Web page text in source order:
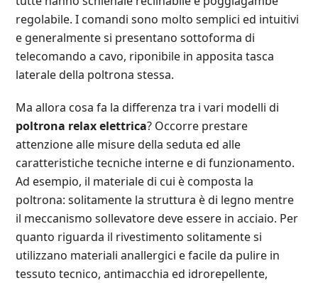
regolabile. I comandi sono molto semplici ed intuitivi
e generalmente si presentano sottoforma di
telecomando a cavo, riponibile in apposita tasca
laterale della poltrona stessa.
Ma allora cosa fa la differenza tra i vari modelli di
poltrona relax elettrica? Occorre prestare
attenzione alle misure della seduta ed alle
caratteristiche tecniche interne e di funzionamento.
Ad esempio, il materiale di cui è composta la
poltrona: solitamente la struttura è di legno mentre
il meccanismo sollevatore deve essere in acciaio. Per
quanto riguarda il rivestimento solitamente si
utilizzano materiali anallergici e facile da pulire in
tessuto tecnico, antimacchia ed idrorepellente,